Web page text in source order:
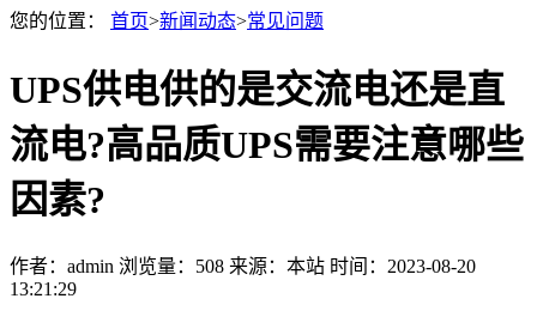
您的位置： 首页>新闻动态>常见问题
UPS供电供的是交流电还是直
流电?高品质UPS需要注意哪些
因素?
作者：admin 浏览量：508 来源：本站 时间：2023-08-20
13:21:29